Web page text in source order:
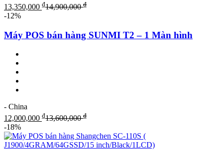
13,350,000 ₫14,900,000₫
-12%
Máy POS bán hàng SUNMI T2 – 1 Màn hình
- China
12,000,000 ₫13,600,000₫
-18%